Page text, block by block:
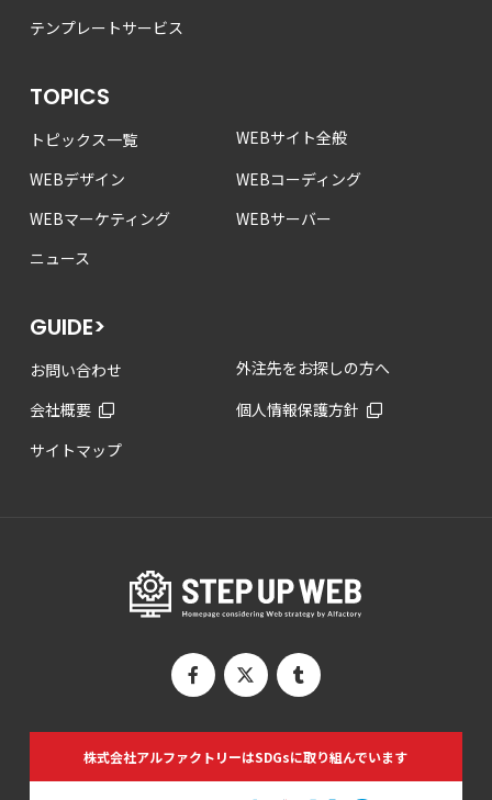
テンプレートサービス
TOPICS
トピックス一覧
WEBサイト全般
WEBデザイン
WEBコーディング
WEBマーケティング
WEBサーバー
ニュース
GUIDE>
お問い合わせ
外注先をお探しの方へ
会社概要
個人情報保護方針
サイトマップ
株式会社アルファクトリーはSDGsに取り組んでいます